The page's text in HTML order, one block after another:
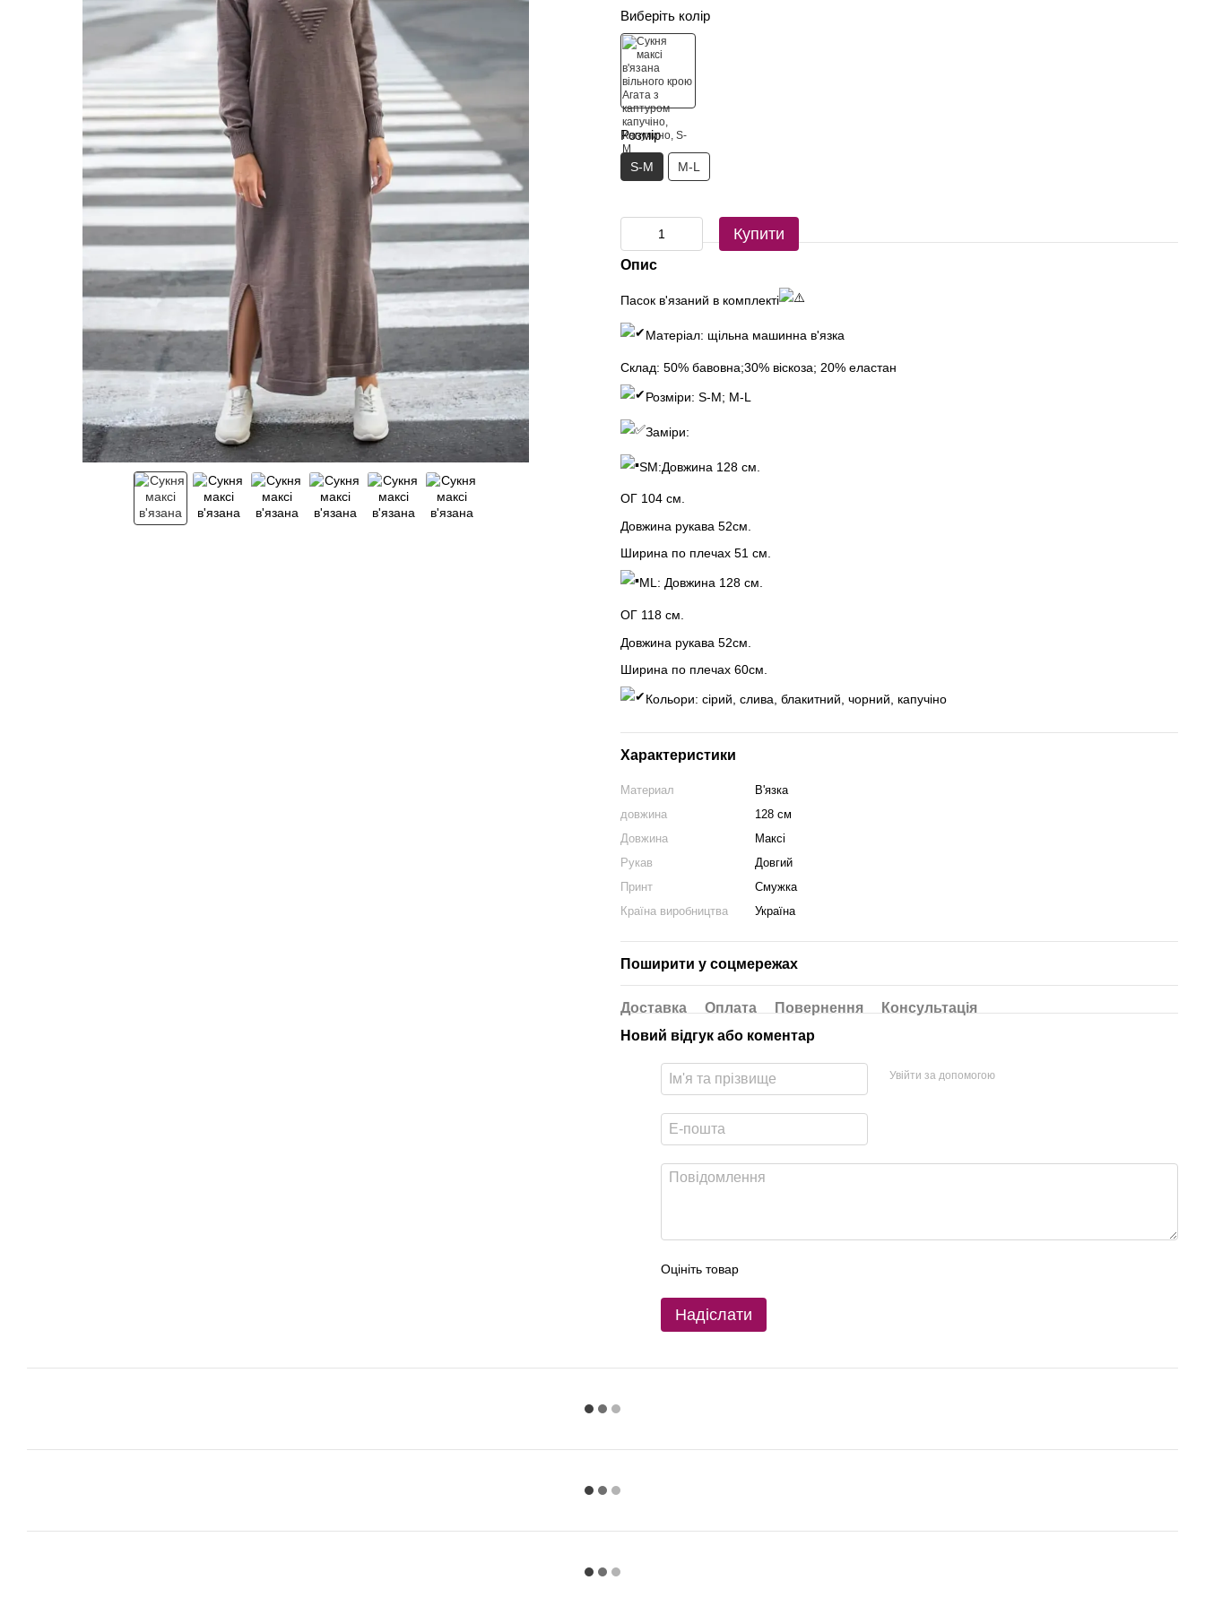
Виберіть колір
Розмір
S-M M-L
Купити
Опис
Пасок в'язаний в комплекті
Матеріал: щільна машинна в'язка
Склад: 50% бавовна;30% віскоза; 20% еластан
Розміри: S-M; М-L
Заміри:
SМ:Довжина 128 см.
ОГ 104 см.
Довжина рукава 52см.
Ширина по плечах 51 см.
МL: Довжина 128 см.
ОГ 118 см.
Довжина рукава 52см.
Ширина по плечах 60см.
Кольори: сірий, слива, блакитний, чорний, капучіно
Характеристики
Материал
В'язка
довжина
128 см
Довжина
Максі
Рукав
Довгий
Принт
Смужка
Країна виробництва
Україна
Поширити у соцмережах
Доставка Оплата Повернення
Консультація
Новий відгук або коментар
Увійти за допомогою
Оцініть товар
Надіслати